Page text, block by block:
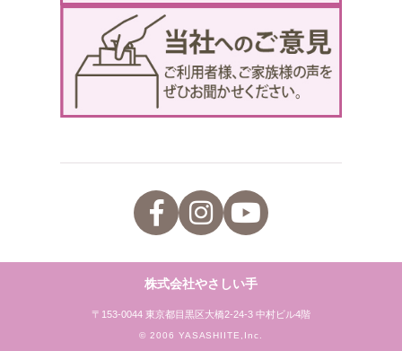
株式会社やさしい手
〒153-0044 東京都目黒区大橋2-24-3 中村ビル4階
© 2006 YASASHIITE,Inc.